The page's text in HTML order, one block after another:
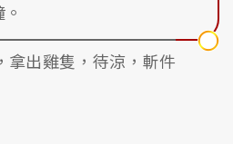
拿出雞隻，待涼，斬件